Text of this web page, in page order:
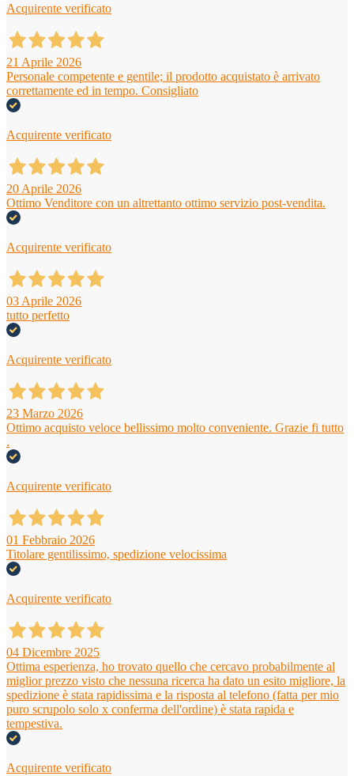
Acquirente verificato
21 Aprile 2026
Personale competente e gentile; il prodotto acquistato è arrivato
correttamente ed in tempo. Consigliato
Acquirente verificato
20 Aprile 2026
Ottimo Venditore con un altrettanto ottimo servizio post-vendita.
Acquirente verificato
03 Aprile 2026
tutto perfetto
Acquirente verificato
23 Marzo 2026
Ottimo acquisto veloce bellissimo molto conveniente. Grazie fi tutto
.
Acquirente verificato
01 Febbraio 2026
Titolare gentilissimo, spedizione velocissima
Acquirente verificato
04 Dicembre 2025
Ottima esperienza, ho trovato quello che cercavo probabilmente al
miglior prezzo visto che nessuna ricerca ha dato un esito migliore, la
spedizione è stata rapidissima e la risposta al telefono (fatta per mio
puro scrupolo solo x conferma dell'ordine) è stata rapida e
tempestiva.
Acquirente verificato